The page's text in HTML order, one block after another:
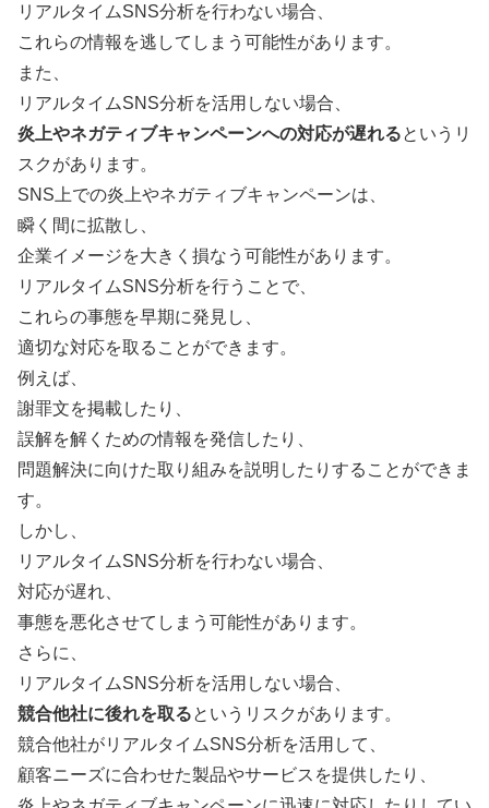
リアルタイムSNS分析を行わない場合、
これらの情報を逃してしまう可能性があります。
また、
リアルタイムSNS分析を活用しない場合、
炎上やネガティブキャンペーンへの対応が遅れるというリ
スクがあります。
SNS上での炎上やネガティブキャンペーンは、
瞬く間に拡散し、
企業イメージを大きく損なう可能性があります。
リアルタイムSNS分析を行うことで、
これらの事態を早期に発見し、
適切な対応を取ることができます。
例えば、
謝罪文を掲載したり、
誤解を解くための情報を発信したり、
問題解決に向けた取り組みを説明したりすることができま
す。
しかし、
リアルタイムSNS分析を行わない場合、
対応が遅れ、
事態を悪化させてしまう可能性があります。
さらに、
リアルタイムSNS分析を活用しない場合、
競合他社に後れを取るというリスクがあります。
競合他社がリアルタイムSNS分析を活用して、
顧客ニーズに合わせた製品やサービスを提供したり、